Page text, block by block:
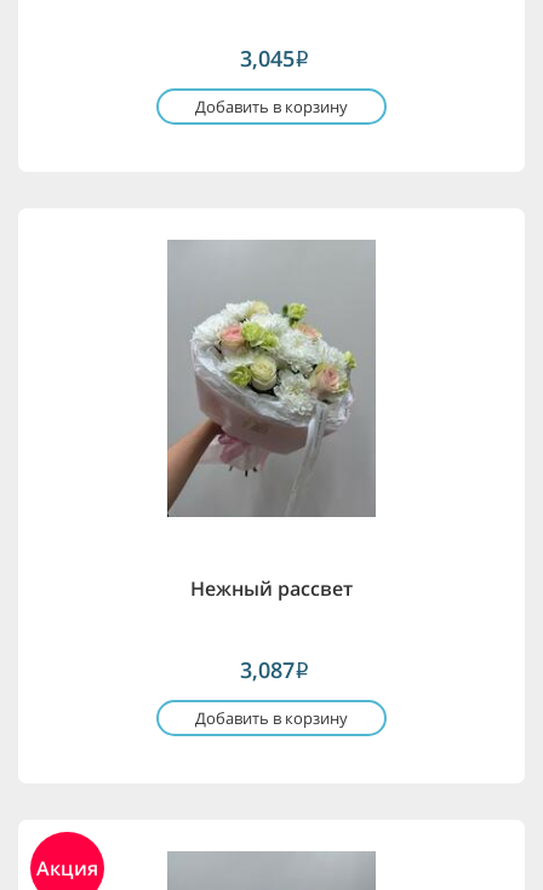
3,045i
Добавить в корзину
Нежный рассвет
3,087i
Добавить в корзину
Акция